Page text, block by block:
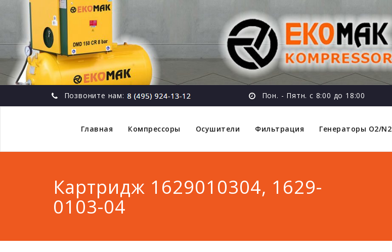
Позвоните нам: Пон. - Пятн. с 8:00 до 18:00
Главная Компрессоры Осушители Фильтрация Генераторы O2/N2
Картридж 1629010304, 1629-
0103-04